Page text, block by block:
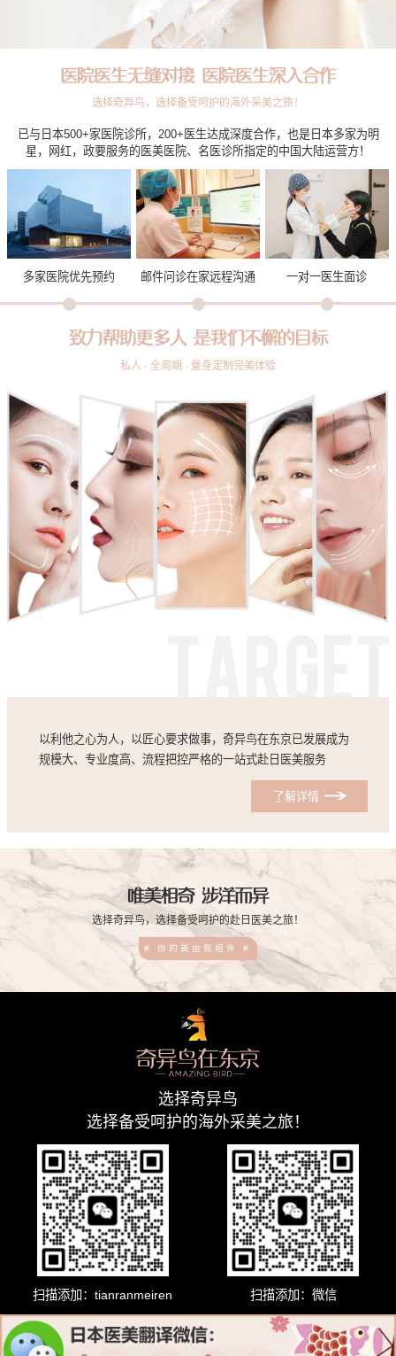
医院医生无缝对接 医院医生深入合作
选择奇异鸟，选择备受呵护的海外采美之旅！
已与日本500+家医院诊所，200+医生达成深度合作，也是日本多家为明
星，网红，政要服务的医美医院、名医诊所指定的中国大陆运营方！
多家医院优先预约 邮件问诊在家远程沟通 一对一医生面诊
致力帮助更多人 是我们不懈的目标
私人 · 全周期 · 量身定制完美体验
以利他之心为人，以匠心要求做事，奇异鸟在东京已发展成为
规模大、专业度高、流程把控严格的一站式赴日医美服务
了解详情
唯美相奇 涉洋而异
选择奇异鸟，选择备受呵护的赴日医美之旅！
# 你的美由我相伴 #
选择奇异鸟
选择备受呵护的海外采美之旅！
扫描添加：tianranmeiren 扫描添加：微信